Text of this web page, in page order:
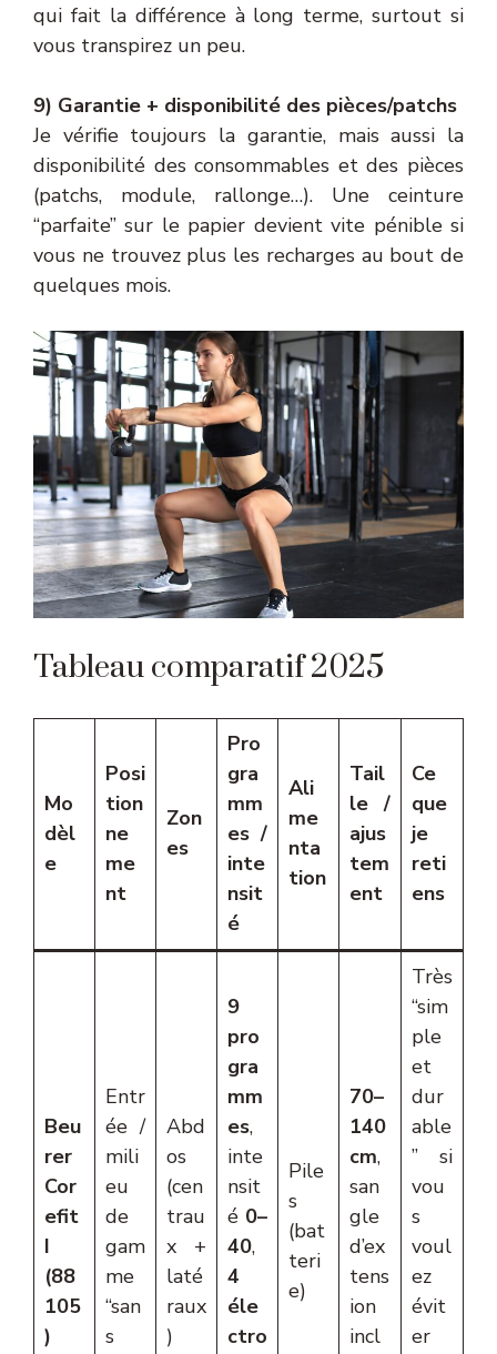
qui fait la différence à long terme, surtout si
vous transpirez un peu.
9) Garantie + disponibilité des pièces/patchs
Je vérifie toujours la garantie, mais aussi la
disponibilité des consommables et des pièces
(patchs, module, rallonge…). Une ceinture
“parfaite” sur le papier devient vite pénible si
vous ne trouvez plus les recharges au bout de
quelques mois.
Tableau comparatif 2025
Mo
dèl
e
Posi
tion
ne
me
nt
Zon
es
Pro
gra
mm
es /
inte
nsit
é
Ali
me
nta
tion
Tail
le /
ajus
tem
ent
Ce
que
je
reti
ens
Beu
rer
Cor
efit
I
(88
105
)
Entr
ée /
mili
eu
de
gam
me
“san
s
Abd
os
(cen
trau
x +
laté
raux
)
9
pro
gra
mm
es,
inte
nsit
é 0–
40,
4
éle
ctro
Pile
s
(bat
teri
e)
70–
140
cm,
san
gle
d’ex
tens
ion
incl
Très
“sim
ple
et
dur
able
” si
vou
s
voul
ez
évit
er